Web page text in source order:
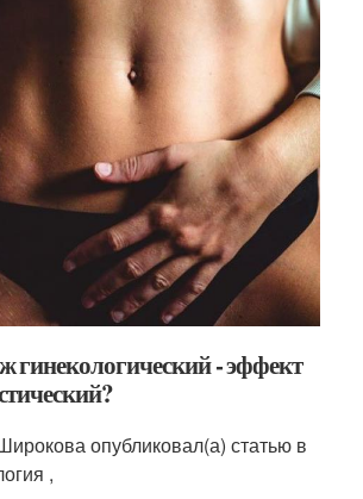
гинекологический - эффект
опубликовал(а) статью в
,